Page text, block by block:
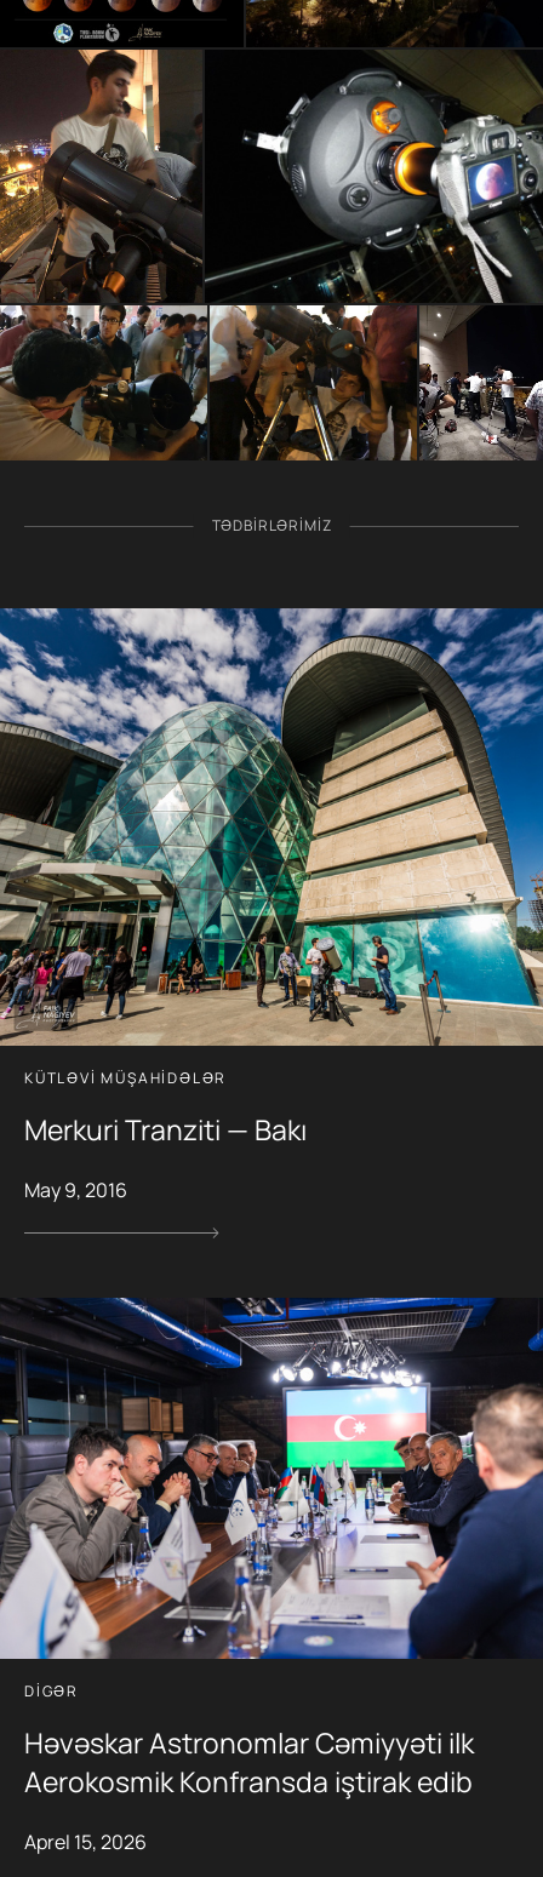
TƏDBIRLƏRIMIZ
KÜTLƏVI MÜŞAHIDƏLƏR
Merkuri Tranziti — Bakı
May 9, 2016
DIGƏR
Həvəskar Astronomlar Cəmiyyəti ilk
Aerokosmik Konfransda iştirak edib
Aprel 15, 2026